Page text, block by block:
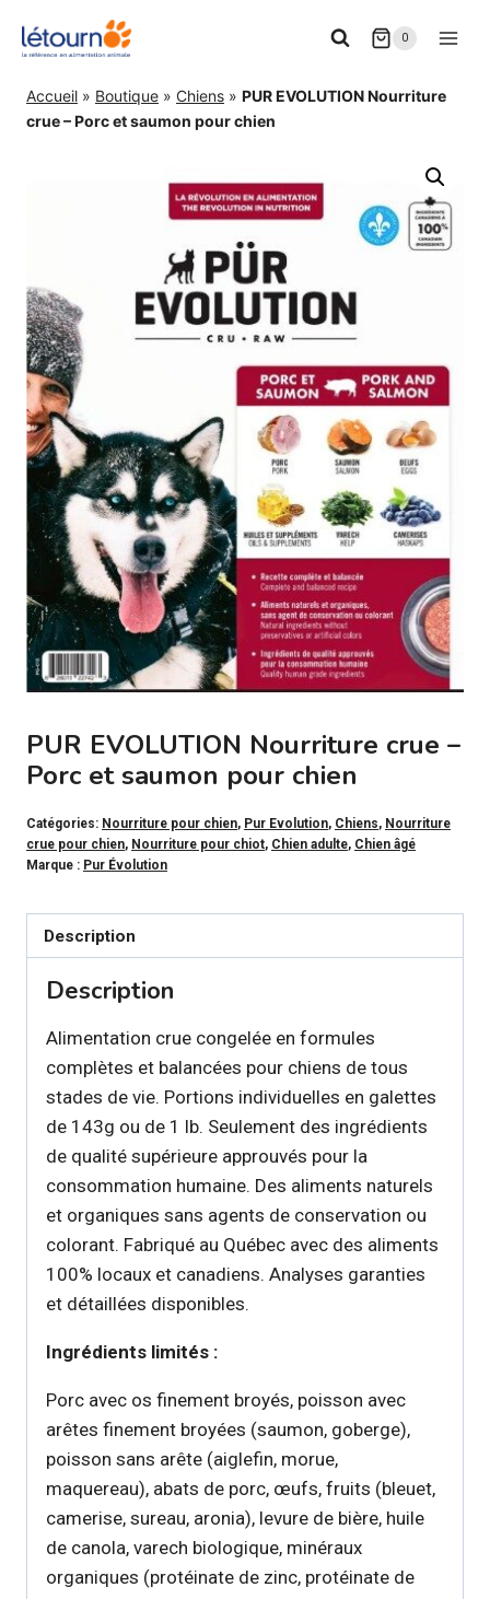
0
Accueil » Boutique » Chiens » PUR EVOLUTION Nourriture
crue – Porc et saumon pour chien
PUR EVOLUTION Nourriture crue –
Porc et saumon pour chien
Catégories: Nourriture pour chien, Pur Evolution, Chiens, Nourriture
crue pour chien, Nourriture pour chiot, Chien adulte, Chien âgé
Marque : Pur Évolution
Description
Description
Alimentation crue congelée en formules
complètes et balancées pour chiens de tous
stades de vie. Portions individuelles en galettes
de 143g ou de 1 lb. Seulement des ingrédients
de qualité supérieure approuvés pour la
consommation humaine. Des aliments naturels
et organiques sans agents de conservation ou
colorant. Fabriqué au Québec avec des aliments
100% locaux et canadiens. Analyses garanties
et détaillées disponibles.
Ingrédients limités :
Porc avec os finement broyés, poisson avec
arêtes finement broyées (saumon, goberge),
poisson sans arête (aiglefin, morue,
maquereau), abats de porc, œufs, fruits (bleuet,
camerise, sureau, aronia), levure de bière, huile
de canola, varech biologique, minéraux
organiques (protéinate de zinc, protéinate de